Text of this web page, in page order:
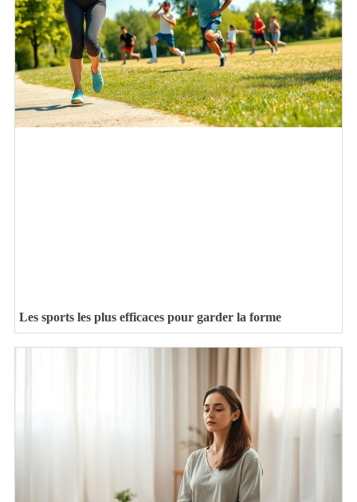
Les sports les plus efficaces pour garder la forme